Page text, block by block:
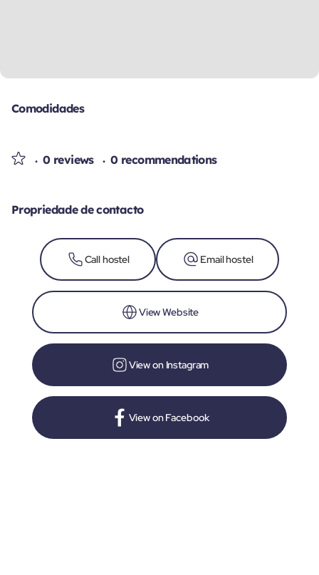
Comodidades
0 reviews 0 recommendations
Propriedade de contacto
Call hostel Email hostel
View Website
View on Instagram
View on Facebook